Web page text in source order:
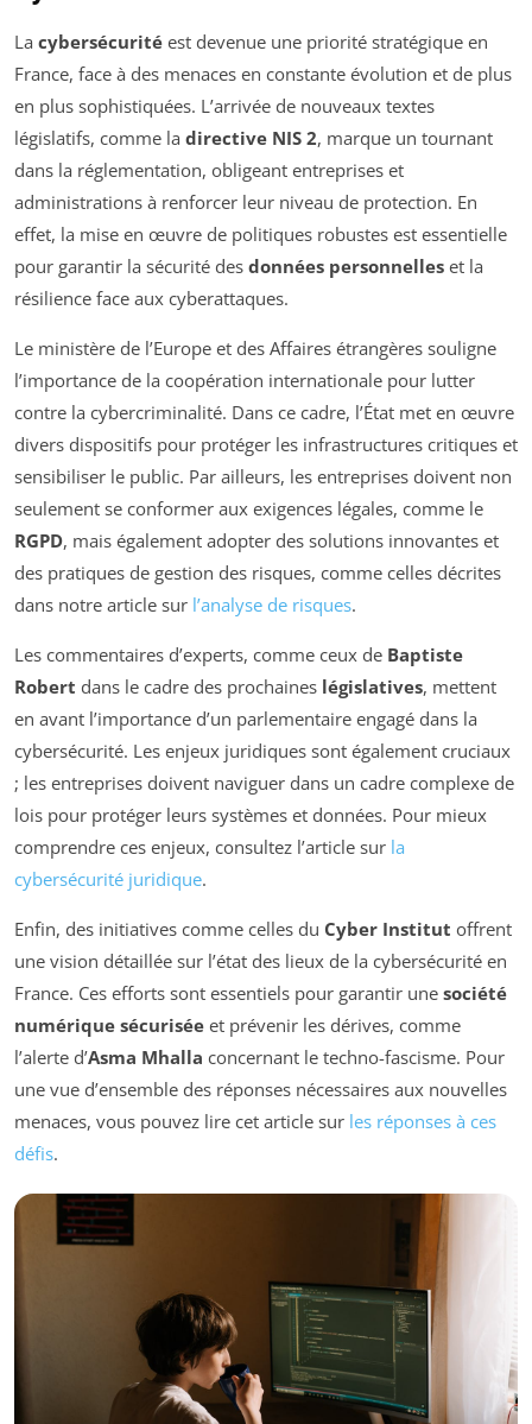
La cybersécurité est devenue une priorité stratégique en
France, face à des menaces en constante évolution et de plus
en plus sophistiquées. L’arrivée de nouveaux textes
législatifs, comme la directive NIS 2, marque un tournant
dans la réglementation, obligeant entreprises et
administrations à renforcer leur niveau de protection. En
effet, la mise en œuvre de politiques robustes est essentielle
pour garantir la sécurité des données personnelles et la
résilience face aux cyberattaques.
Le ministère de l’Europe et des Affaires étrangères souligne
l’importance de la coopération internationale pour lutter
contre la cybercriminalité. Dans ce cadre, l’État met en œuvre
divers dispositifs pour protéger les infrastructures critiques et
sensibiliser le public. Par ailleurs, les entreprises doivent non
seulement se conformer aux exigences légales, comme le
RGPD, mais également adopter des solutions innovantes et
des pratiques de gestion des risques, comme celles décrites
dans notre article sur l’analyse de risques.
Les commentaires d’experts, comme ceux de Baptiste
Robert dans le cadre des prochaines législatives, mettent
en avant l’importance d’un parlementaire engagé dans la
cybersécurité. Les enjeux juridiques sont également cruciaux
; les entreprises doivent naviguer dans un cadre complexe de
lois pour protéger leurs systèmes et données. Pour mieux
comprendre ces enjeux, consultez l’article sur la
cybersécurité juridique.
Enfin, des initiatives comme celles du Cyber Institut offrent
une vision détaillée sur l’état des lieux de la cybersécurité en
France. Ces efforts sont essentiels pour garantir une société
numérique sécurisée et prévenir les dérives, comme
l’alerte d’Asma Mhalla concernant le techno-fascisme. Pour
une vue d’ensemble des réponses nécessaires aux nouvelles
menaces, vous pouvez lire cet article sur les réponses à ces
défis.